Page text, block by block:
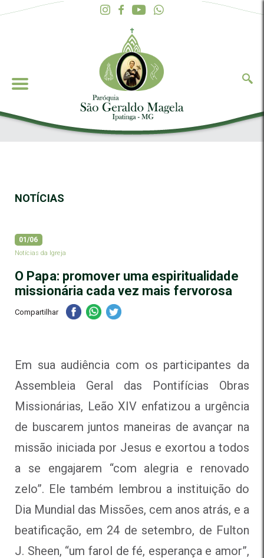
NOTÍCIAS
01/06
Notícias da Igreja
O Papa: promover uma espiritualidade
missionária cada vez mais fervorosa
Compartilhar
Em sua audiência com os participantes da
Assembleia Geral das Pontifícias Obras
Missionárias, Leão XIV enfatizou a urgência
de buscarem juntos maneiras de avançar na
missão iniciada por Jesus e exortou a todos
a se engajarem “com alegria e renovado
zelo”. Ele também lembrou a instituição do
Dia Mundial das Missões, cem anos atrás, e a
beatificação, em 24 de setembro, de Fulton
J. Sheen, “um farol de fé, esperança e amor”,